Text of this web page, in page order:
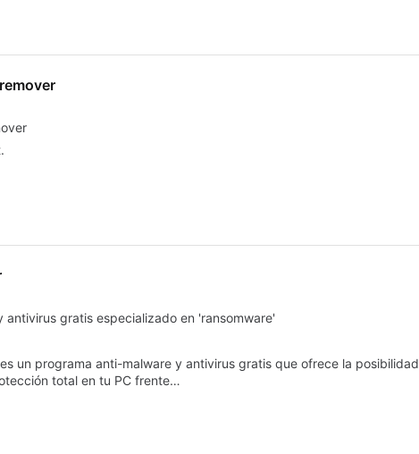
antivirus gratis especializado en 'ransomware'
un programa anti-malware y antivirus gratis que ofrece la posibilidad
total en tu PC frente…